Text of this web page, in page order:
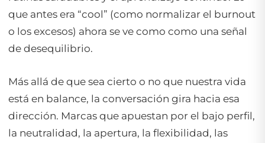
que antes era “cool” (como normalizar el burnout
o los excesos) ahora se ve como como una señal
de desequilibrio.
Más allá de que sea cierto o no que nuestra vida
está en balance, la conversación gira hacia esa
dirección. Marcas que apuestan por el bajo perfil,
la neutralidad, la apertura, la flexibilidad, las